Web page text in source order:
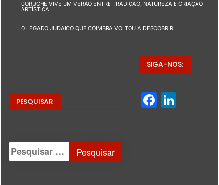
CORUCHE VIVE UM VERÃO ENTRE TRADIÇÃO, NATUREZA E CRIAÇÃO
ARTÍSTICA
O LEGADO JUDAICO QUE COIMBRA VOLTOU A DESCOBRIR
PESQUISAR
SIGA-NOS: